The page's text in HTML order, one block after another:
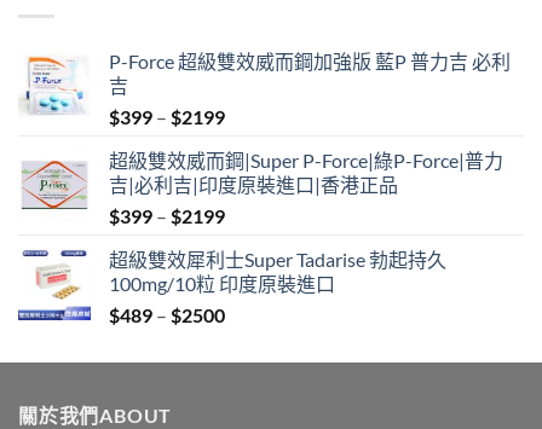
P-Force 超級雙效威而鋼加強版 藍P 普力吉 必利
吉
$399 – $2199Price
$399
through
$2199
超級雙效威而鋼|Super P-Force|綠P-Force|普力
吉|必利吉|印度原裝進口|香港正品
$399 – $2199Price
$399
through
$2199
超級雙效犀利士Super Tadarise 勃起持久
100mg/10粒 印度原裝進口
$489 – $2500Price
$489
關於我們ABOUT